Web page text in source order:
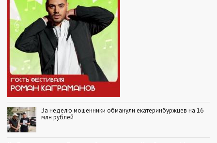
За неделю мошенники обманули екатеринбуржцев на 16
млн рублей